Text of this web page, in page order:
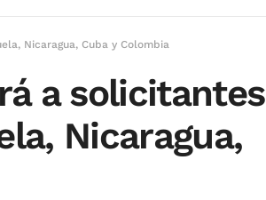
Nicaragua, Cuba y Colombia
a solicitantes
Nicaragua,